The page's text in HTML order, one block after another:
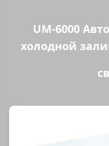
UM-6000
холодной